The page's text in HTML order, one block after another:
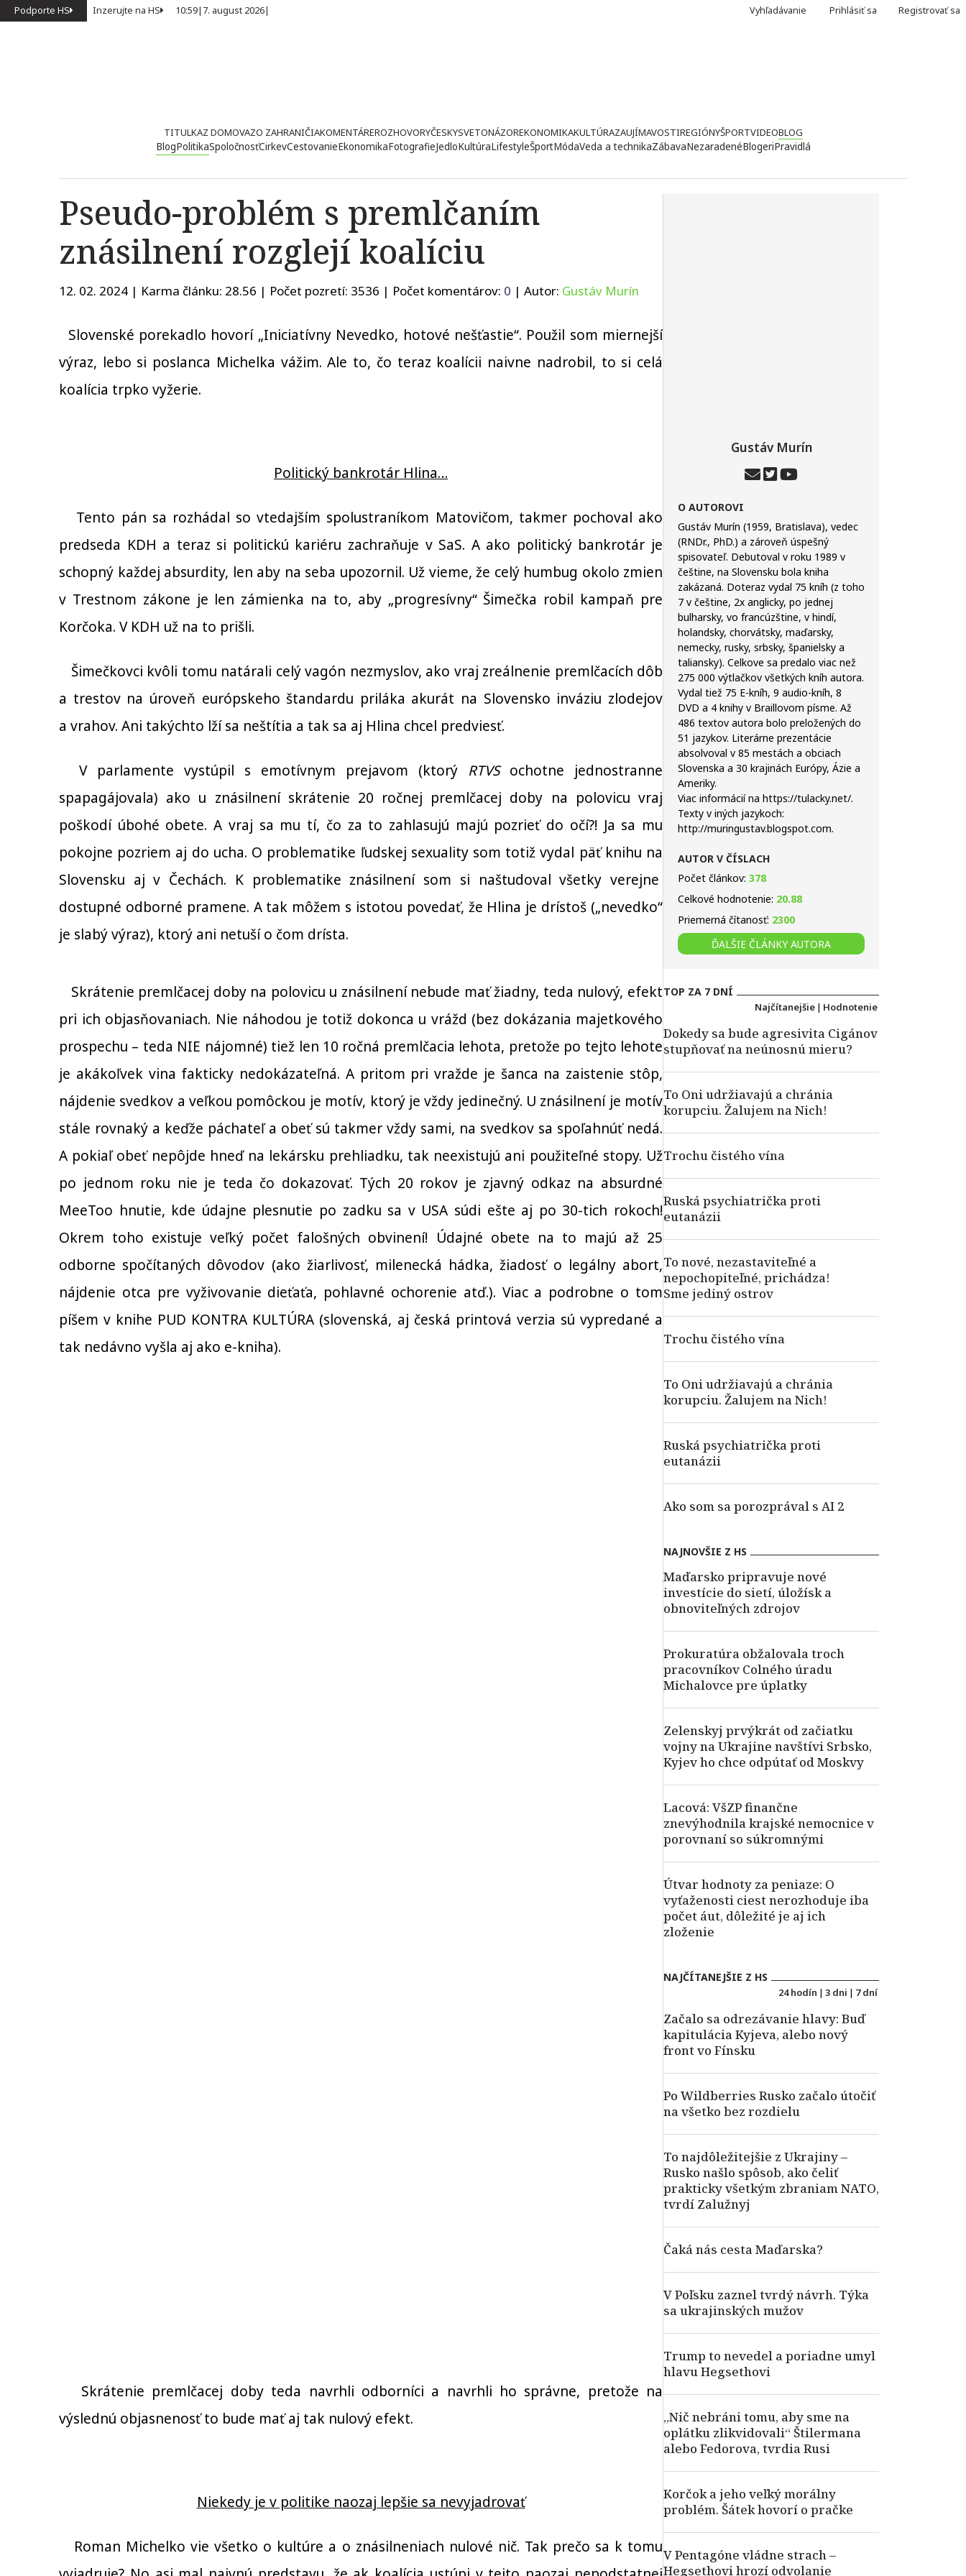
Podporte HS Inzerujte na HS 10:59| 7. august 2026| Vyhľadávanie Prihlásiť sa Registrovať sa
TITULKAZ DOMOVAZO ZAHRANIČIAKOMENTÁREROZHOVORYČESKYSVETONÁZOREKONOMIKAKULTÚRAZAUJÍMAVOSTIREGIÓNYŠPORTVIDEOBLOG
BlogPolitikaSpoločnosťCirkevCestovanieEkonomikaFotografieJedloKultúraLifestyleŠportMódaVeda a technikaZábavaNezaradenéBlogeriPravidlá
Pseudo-problém s premlčaním
znásilnení rozglejí koalíciu
12. 02. 2024 | Karma článku: 28.56 | Počet pozretí: 3536 | Počet komentárov: 0 | Autor: Gustáv Murín
Slovenské porekadlo hovorí „Iniciatívny Nevedko, hotové nešťastie“. Použil som miernejší
výraz, lebo si poslanca Michelka vážim. Ale to, čo teraz koalícii naivne nadrobil, to si celá
koalícia trpko vyžerie.
Politický bankrotár Hlina…
Tento pán sa rozhádal so vtedajším spolustraníkom Matovičom, takmer pochoval ako
predseda KDH a teraz si politickú kariéru zachraňuje v SaS. A ako politický bankrotár je
schopný každej absurdity, len aby na seba upozornil. Už vieme, že celý humbug okolo zmien
v Trestnom zákone je len zámienka na to, aby „progresívny“ Šimečka robil kampaň pre
Korčoka. V KDH už na to prišli.
Šimečkovci kvôli tomu natárali celý vagón nezmyslov, ako vraj zreálnenie premlčacích dôb
a trestov na úroveň európskeho štandardu priláka akurát na Slovensko inváziu zlodejov
a vrahov. Ani takýchto lží sa neštítia a tak sa aj Hlina chcel predviesť.
V parlamente vystúpil s emotívnym prejavom (ktorý RTVSochotne jednostranne
spapagájovala) ako u znásilnení skrátenie 20 ročnej premlčacej doby na polovicu vraj
poškodí úbohé obete. A vraj sa mu tí, čo za to zahlasujú majú pozrieť do očí?! Ja sa mu
pokojne pozriem aj do ucha. O problematike ľudskej sexuality som totiž vydal päť knihu na
Slovensku aj v Čechách. K problematike znásilnení som si naštudoval všetky verejne
dostupné odborné pramene. A tak môžem s istotou povedať, že Hlina je drístoš („nevedko“
je slabý výraz), ktorý ani netuší o čom drísta.
Skrátenie premlčacej doby na polovicu u znásilnení nebude mať žiadny, teda nulový, efekt
pri ich objasňovaniach. Nie náhodou je totiž dokonca u vrážd (bez dokázania majetkového
prospechu – teda NIE nájomné) tiež len 10 ročná premlčacia lehota, pretože po tejto lehote
je akákoľvek vina fakticky nedokázateľná. A pritom pri vražde je šanca na zaistenie stôp,
nájdenie svedkov a veľkou pomôckou je motív, ktorý je vždy jedinečný. U znásilnení je motív
stále rovnaký a keďže páchateľ a obeť sú takmer vždy sami, na svedkov sa spoľahnúť nedá.
A pokiaľ obeť nepôjde hneď na lekársku prehliadku, tak neexistujú ani použiteľné stopy. Už
po jednom roku nie je teda čo dokazovať. Tých 20 rokov je zjavný odkaz na absurdné
MeeToo hnutie, kde údajne plesnutie po zadku sa v USA súdi ešte aj po 30-tich rokoch!
Okrem toho existuje veľký počet falošných obvinení! Údajné obete na to majú až 25
odborne spočítaných dôvodov (ako žiarlivosť, milenecká hádka, žiadosť o legálny abort,
nájdenie otca pre vyživovanie dieťaťa, pohlavné ochorenie atď.). Viac a podrobne o tom
píšem v knihe PUD KONTRA KULTÚRA (slovenská, aj česká printová verzia sú vypredané a
tak nedávno vyšla aj ako e-kniha).
Skrátenie premlčacej doby teda navrhli odborníci a navrhli ho správne, pretože na
výslednú objasnenosť to bude mať aj tak nulový efekt.
Niekedy je v politike naozaj lepšie sa nevyjadrovať
Roman Michelko vie všetko o kultúre a o znásilneniach nulové nič. Tak prečo sa k tomu
Gustáv Murín
O AUTOROVI
Gustáv Murín (1959, Bratislava), vedec
(RNDr., PhD.) a zároveň úspešný
spisovateľ. Debutoval v roku 1989 v
češtine, na Slovensku bola kniha
zakázaná. Doteraz vydal 75 kníh (z toho
7 v češtine, 2x anglicky, po jednej
bulharsky, vo francúzštine, v hindí,
holandsky, chorvátsky, maďarsky,
nemecky, rusky, srbsky, španielsky a
taliansky). Celkove sa predalo viac než
275 000 výtlačkov všetkých kníh autora.
Vydal tiež 75 E-kníh, 9 audio-kníh, 8
DVD a 4 knihy v Braillovom písme. Až
486 textov autora bolo preložených do
51 jazykov. Literárne prezentácie
absolvoval v 85 mestách a obciach
Slovenska a 30 krajinách Európy, Ázie a
Ameriky.
Viac informácií na https://tulacky.net/.
Texty v iných jazykoch:
http://muringustav.blogspot.com.
AUTOR V ČÍSLACH
Počet článkov: 378
Celkové hodnotenie: 20.88
Priemerná čítanosť: 2300
ĎALŠIE ČLÁNKY AUTORA
TOP ZA 7 DNÍ
Najčítanejšie | Hodnotenie
Dokedy sa bude agresivita Cigánov
stupňovať na neúnosnú mieru?
To Oni udržiavajú a chránia
korupciu. Žalujem na Nich!
Trochu čistého vína
Ruská psychiatrička proti
eutanázii
To nové, nezastaviteľné a
nepochopiteľné, prichádza!
Sme jediný ostrov
Trochu čistého vína
To Oni udržiavajú a chránia
korupciu. Žalujem na Nich!
Ruská psychiatrička proti
eutanázii
Ako som sa porozprával s AI 2
NAJNOVŠIE Z HS
Maďarsko pripravuje nové
investície do sietí, úložísk a
obnoviteľných zdrojov
Prokuratúra obžalovala troch
pracovníkov Colného úradu
Michalovce pre úplatky
Zelenskyj prvýkrát od začiatku
vojny na Ukrajine navštívi Srbsko,
Kyjev ho chce odpútať od Moskvy
Lacová: VšZP finančne
znevýhodnila krajské nemocnice v
porovnaní so súkromnými
Útvar hodnoty za peniaze: O
vyťaženosti ciest nerozhoduje iba
počet áut, dôležité je aj ich
zloženie
NAJČÍTANEJŠIE Z HS
24 hodín | 3 dni | 7 dní
Začalo sa odrezávanie hlavy: Buď
kapitulácia Kyjeva, alebo nový
front vo Fínsku
Po Wildberries Rusko začalo útočiť
na všetko bez rozdielu
To najdôležitejšie z Ukrajiny –
Rusko našlo spôsob, ako čeliť
prakticky všetkým zbraniam NATO,
tvrdí Zalužnyj
Čaká nás cesta Maďarska?
V Poľsku zaznel tvrdý návrh. Týka
sa ukrajinských mužov
Trump to nevedel a poriadne umyl
hlavu Hegsethovi
„Nič nebráni tomu, aby sme na
oplátku zlikvidovali“ Štilermana
alebo Fedorova, tvrdia Rusi
Korčok a jeho veľký morálny
problém. Šátek hovorí o pračke
V Pentagóne vládne strach –
Hegsethovi hrozí odvolanie